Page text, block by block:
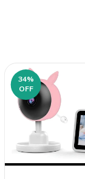
34%
OFF